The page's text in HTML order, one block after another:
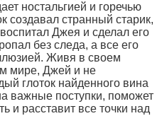
ностальгией и горечью
создавал странный старик,
Джея и сделал его
без следа, а все его
Живя в своем
мире, Джей и не
глоток найденного вина
важные поступки, поможет
и расставит все точки над